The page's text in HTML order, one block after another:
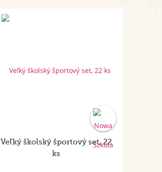
Veľký školský športový set, 22
ks